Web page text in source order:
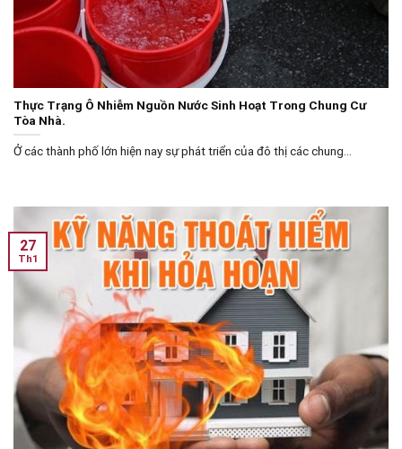
Thực Trạng Ô Nhiễm Nguồn Nước Sinh Hoạt Trong Chung Cư
Tòa Nhà.
Ở các thành phố lớn hiện nay sự phát triển của đô thị các chung...
27
Th1